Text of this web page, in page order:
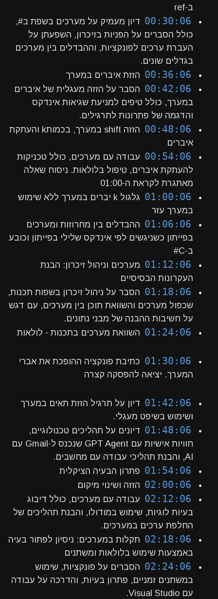
ב-ref
00:30:06 דיון מעמיק על מערכים בשפת ב#,
כולל הסברים על הפניות בזיכרון, השפעתן על
העברת ערכים לפונקציות, וההבדלים בין מערכים
בגדלים שונים.
00:36:06 הזזת איברים במערך
00:42:06 הסבר על הזזה מעגלית של איברים
במערך, כולל טיפים למניעת שגיאות אינדקס
והדגמה של פתרונות לתרגילים.
00:48:06
הזזה shift במערך, בכמותk והעתקת
איברים
00:54:06 עבודה עם מערכים, כולל טכניקות
להעתקת איברים, טיפול בלולאות. ניסוח שאלה
מאתגרת לקראת ה-01:00
01:00:06
גלגול k יברים במערך ללא שימוש
במערך עזר
01:06:06 ההבדלים בין מחרוזות ומערכים
בפייתון כשניגשים לפי אינדקס שלילי בפייתון וכובע
ב-C#
01:12:06 מערכים וניהול זיכרון: הבנת
העקרונות הבסיסיים
01:18:06 הסבר על ניהול זיכרון בשפות תכנות,
שכפול מערכים והשוואת תוכן בין מערכים, עם דגש
על חשיבות ההבנה של מבני נתונים.
01:24:06 השוואת מערכים בתכנות - לולאות
01:30:06 כתיבת פונקציה ההופכת את אברי
המערך. יציאה להפסקה קצרה
01:42:06 דיון על תרגיל הזזת תאים במערך
ושימוש בשיפט מעגלי.
01:48:06 דיונים על תהליכים טכנולוגיים,
חוויות אישיות עם GPT Agent שנכנס ל-Gmail עם
AI, והבנת תהליכי עבודה עם מחשבים.
01:54:06 פתרון הבעיה הציקלית
02:00:06 הזזה ושינוי מיקום
02:12:06 עבודה עם מערכים, כולל דיבוג
בעיות לוגיות, שימוש במודולו, והבנת תהליכים של
החלפת ערכים במערכים.
02:18:06 תקלות במערכים: ניסיון לפתור בעיה
באמצעות שימוש בלולאות ומשתנים
02:24:06 הסברים על פונקציות, שימוש
במשתנים זמניים, פתרון בעיות, והדרכה על עבודה
עם Visual Studio.